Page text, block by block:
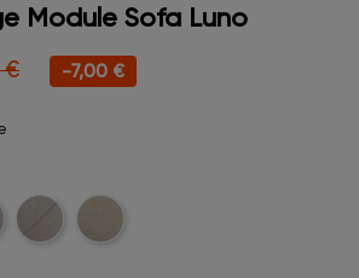
Module Sofa Luno
€ -7,00 €
Velvet- Boucle